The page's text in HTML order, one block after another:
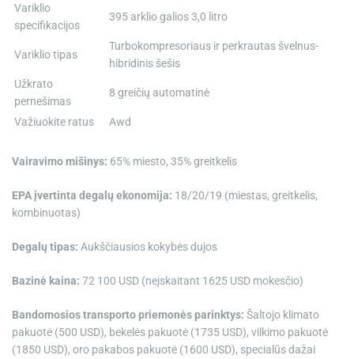
Variklio
specifikacijos
395 arklio galios 3,0 litro
Variklio tipas
Turbokompresoriaus ir perkrautas švelnus-
hibridinis šešis
Užkrato
pernešimas
8 greičių automatinė
Važiuokite ratus Awd
Vairavimo mišinys: 65% miesto, 35% greitkelis
EPA įvertinta degalų ekonomija: 18/20/19 (miestas, greitkelis,
kombinuotas)
Degalų tipas: Aukščiausios kokybės dujos
Bazinė kaina: 72 100 USD (neįskaitant 1625 USD mokesčio)
Bandomosios transporto priemonės parinktys: Šaltojo klimato
pakuotė (500 USD), bekelės pakuotė (1735 USD), vilkimo pakuotė
(1850 USD), oro pakabos pakuotė (1600 USD), specialūs dažai